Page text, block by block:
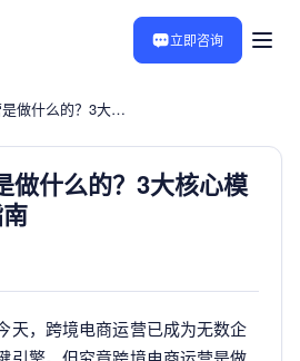
立即咨询
跨境电商运营是做什么的？3大核心模块与5步实战指南
做什么的？3大核心模
天，跨境电商运营已成为无数企